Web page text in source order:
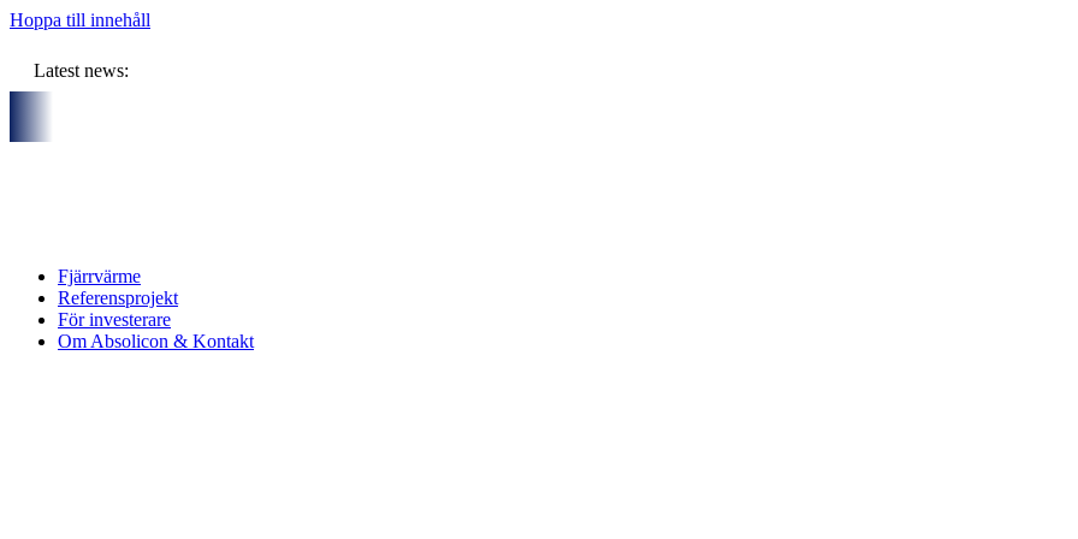
Hoppa till innehåll
Latest news:
Fjärrvärme
Referensprojekt
För investerare
Om Absolicon & Kontakt